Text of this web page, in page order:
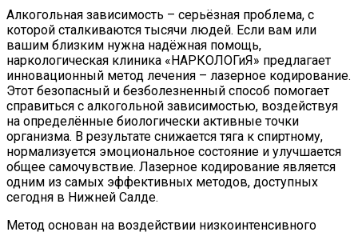
Алкогольная зависимость – серьёзная проблема, с
которой сталкиваются тысячи людей. Если вам или
вашим близким нужна надёжная помощь,
наркологическая клиника «НАРКОЛОГиЯ» предлагает
инновационный метод лечения – лазерное кодирование.
Этот безопасный и безболезненный способ помогает
справиться с алкогольной зависимостью, воздействуя
на определённые биологически активные точки
организма. В результате снижается тяга к спиртному,
нормализуется эмоциональное состояние и улучшается
общее самочувствие. Лазерное кодирование является
одним из самых эффективных методов, доступных
сегодня в Нижней Салде.
Метод основан на воздействии низкоинтенсивного